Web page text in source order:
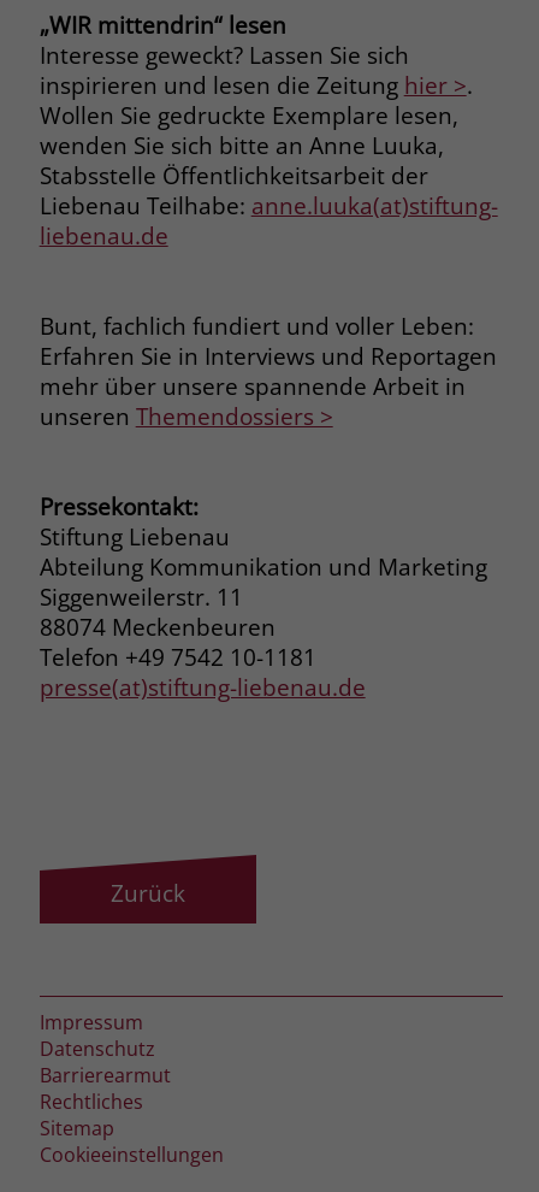
„WIR mittendrin“ lesen
Interesse geweckt? Lassen Sie sich
inspirieren und lesen die Zeitung hier >.
Wollen Sie gedruckte Exemplare lesen,
wenden Sie sich bitte an Anne Luuka,
Stabsstelle Öffentlichkeitsarbeit der
Liebenau Teilhabe: anne.luuka(at)stiftung-
liebenau.de
Bunt, fachlich fundiert und voller Leben:
Erfahren Sie in Interviews und Reportagen
mehr über unsere spannende Arbeit in
unseren Themendossiers >
Pressekontakt:
Stiftung Liebenau
Abteilung Kommunikation und Marketing
Siggenweilerstr. 11
88074 Meckenbeuren
Telefon +49 7542 10-1181
presse(at)stiftung-liebenau.de
Zurück
Impressum
Datenschutz
Barrierearmut
Rechtliches
Sitemap
Cookieeinstellungen
Facebook. Facebook kann dann die
gesammelten Daten nutzen, um den
Nutzer besser zu verstehen und
bessere, relevantere Werbung zu
zeigen. Das _fbp-Cookie sammelt keine
persönlich identifizierbaren
Informationen und wird von Facebook
nur platziert, um Daten an das
Unternehmen zurückzusenden.